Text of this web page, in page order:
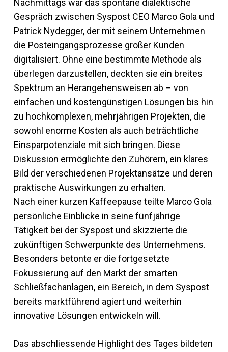
Nachmittags war das spontane dialektische
Gespräch zwischen Syspost CEO Marco Gola und
Patrick Nydegger, der mit seinem Unternehmen
die Posteingangsprozesse großer Kunden
digitalisiert. Ohne eine bestimmte Methode als
überlegen darzustellen, deckten sie ein breites
Spektrum an Herangehensweisen ab – von
einfachen und kostengünstigen Lösungen bis hin
zu hochkomplexen, mehrjährigen Projekten, die
sowohl enorme Kosten als auch beträchtliche
Einsparpotenziale mit sich bringen. Diese
Diskussion ermöglichte den Zuhörern, ein klares
Bild der verschiedenen Projektansätze und deren
praktische Auswirkungen zu erhalten.
Nach einer kurzen Kaffeepause teilte Marco Gola
persönliche Einblicke in seine fünfjährige
Tätigkeit bei der Syspost und skizzierte die
zukünftigen Schwerpunkte des Unternehmens.
Besonders betonte er die fortgesetzte
Fokussierung auf den Markt der smarten
Schließfachanlagen, ein Bereich, in dem Syspost
bereits marktführend agiert und weiterhin
innovative Lösungen entwickeln will.
Das abschliessende Highlight des Tages bildeten